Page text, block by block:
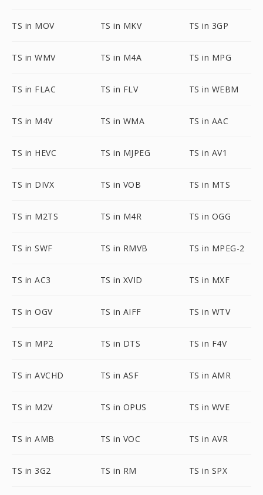
TS in MOV TS in MKV TS in 3GP
TS in WMV TS in M4A TS in MPG
TS in FLAC TS in FLV TS in WEBM
TS in M4V TS in WMA TS in AAC
TS in HEVC TS in MJPEG TS in AV1
TS in DIVX TS in VOB TS in MTS
TS in M2TS TS in M4R TS in OGG
TS in SWF TS in RMVB TS in MPEG-2
TS in AC3 TS in XVID TS in MXF
TS in OGV TS in AIFF TS in WTV
TS in MP2 TS in DTS TS in F4V
TS in AVCHD TS in ASF TS in AMR
TS in M2V TS in OPUS TS in WVE
TS in AMB TS in VOC TS in AVR
TS in 3G2 TS in RM TS in SPX